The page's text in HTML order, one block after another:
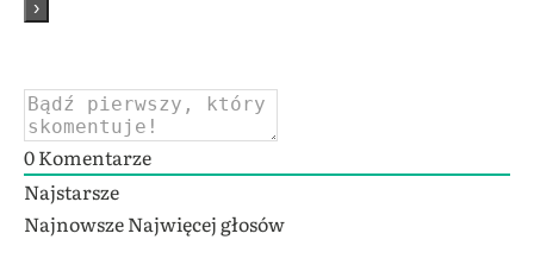
0Komentarze
Najstarsze
NajnowszeNajwięcej głosów